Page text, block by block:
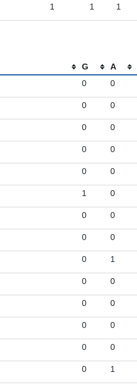
1 1 1
G A
0 0
0 0
0 0
0 0
0 0
1 0
0 0
0 0
0 1
0 0
0 0
0 0
0 0
0 1